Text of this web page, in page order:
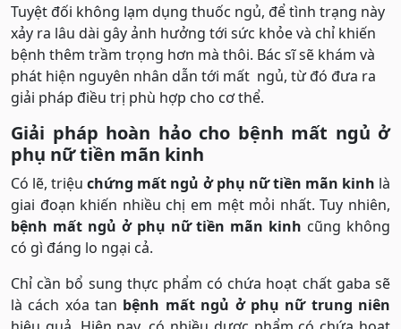
Tuyệt đối không lạm dụng thuốc ngủ, để tình trạng này
xảy ra lâu dài gây ảnh hưởng tới sức khỏe và chỉ khiến
bệnh thêm trầm trọng hơn mà thôi. Bác sĩ sẽ khám và
phát hiện nguyên nhân dẫn tới mất ngủ, từ đó đưa ra
giải pháp điều trị phù hợp cho cơ thể.
Giải pháp hoàn hảo cho bệnh mất ngủ ở
phụ nữ tiền mãn kinh
Có lẽ, triệuchứng mất ngủ ở phụ nữ tiền mãn kinh là
giai đoạn khiến nhiều chị em mệt mỏi nhất. Tuy nhiên,
bệnh mất ngủ ở phụ nữ tiền mãn kinh cũng không
có gì đáng lo ngại cả.
Chỉ cần bổ sung thực phẩm có chứa hoạt chất gaba sẽ
là cách xóa tan bệnh mất ngủ ở phụ nữ trung niên